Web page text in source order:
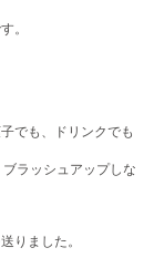
。
でも、ドリンクでも
ラッシュアップしな
りました。